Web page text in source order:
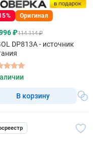
Оригинал
₽114 114 ₽
DP813A - источник
В корзину